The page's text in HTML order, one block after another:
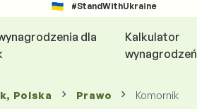
#StandWithUkraine
dla
Kalkulator
wynagrodzeń
, Polska Prawo Komornik